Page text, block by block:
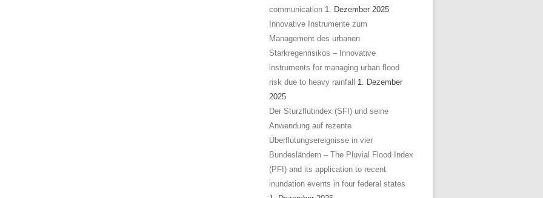
communication 1. Dezember 2025
Innovative Instrumente zum
Management des urbanen
Starkregenrisikos – Innovative
instruments for managing urban flood
risk due to heavy rainfall
1. Dezember
2025
Der Sturzflutindex (SFI) und seine
Anwendung auf rezente
Überflutungsereignisse in vier
Bundesländern – The Pluvial Flood Index
(PFI) and its application to recent
inundation events in four federal states